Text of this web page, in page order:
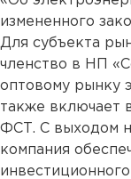
измененного
Для субъекта
членство в НП
оптовому рынку
также включает
ФСТ. С выходом
компания